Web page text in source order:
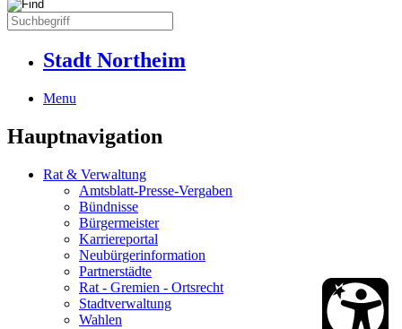
Stadt Northeim
Menu
Hauptnavigation
Rat & Verwaltung
Amtsblatt-Presse-Vergaben
Bündnisse
Bürgermeister
Karriereportal
Neubürgerinformation
Partnerstädte
Rat - Gremien - Ortsrecht
Stadtverwaltung
Wahlen